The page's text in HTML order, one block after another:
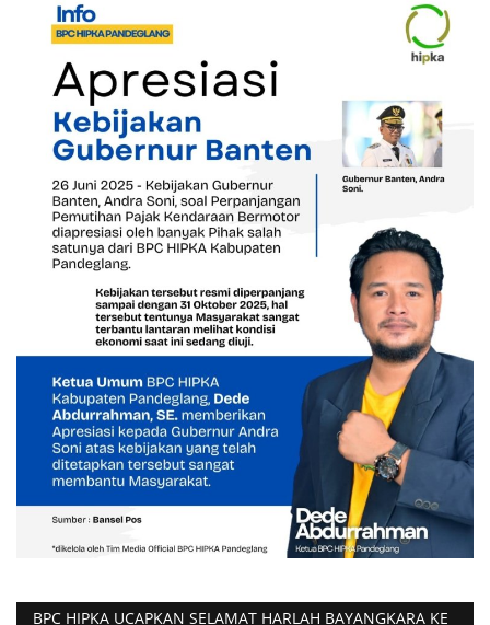
BPC HIPKA UCAPKAN SELAMAT HARLAH BAYANGKARA KE